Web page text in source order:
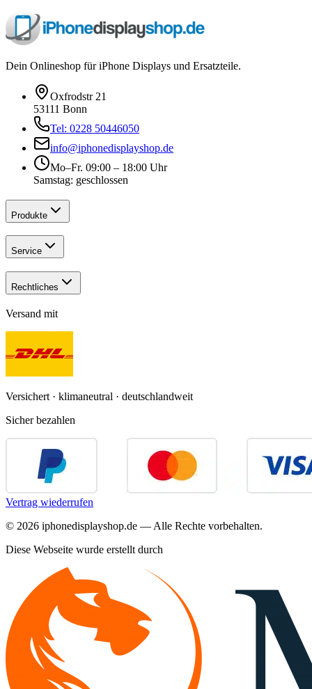
Dein Onlineshop für iPhone Displays und Ersatzteile.
Oxfrodstr 21
53111 Bonn
Tel: 0228 50446050
info@iphonedisplayshop.de
Mo–Fr. 09:00 – 18:00 Uhr
Samstag: geschlossen
Produkte
Service
Rechtliches
Versand mit
Versichert · klimaneutral · deutschlandweit
Sicher bezahlen
Vertrag wiederrufen
© 2026 iphonedisplayshop.de — Alle Rechte vorbehalten.
Diese Webseite wurde erstellt durch